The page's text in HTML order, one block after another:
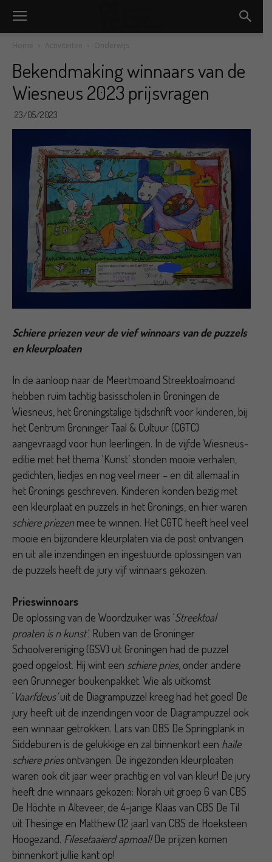
Home Activiteiten Onderwijs
Bekendmaking winnaars van de
Wiesneus 2023 prijsvragen
23/05/2023
Schiere priezen veur de vief winnoars van de puzzels
en kleurploaten
In de aanloop naar de Meertmoand Streektoalmoand
hebben ruim tachtig basisscholen in Groningen de
Wiesneus, het Groningstalige tijdschrift voor kinderen, bij
het Centrum Groninger Taal & Cultuur (CGTC)
aangevraagd voor hun leerlingen. In de vijfde Wiesneus-
editie met het thema ‘Kunst’ stonden mooie verhalen,
gedichten, liedjes en nog veel meer – en dit allemaal in
het Gronings geschreven. Kinderen konden bezig met
een kleurplaat en puzzels in het Gronings, en hier waren
schiere priezen mee te winnen. Het CGTC heeft heel veel
mooie en bijzondere kleurplaten via de post ontvangen
en uit alle inzendingen en ingestuurde oplossingen van
de puzzels heeft de jury vijf winnaars gekozen.
Prieswinnoars
De oplossing van de Woordzuiker was ‘Streektoal
proaten is n kunst’. Ruben van de Groninger
Schoolvereniging (GSV) uit Groningen had de puzzel
goed opgelost. Hij wint een schiere pries, onder andere
een Grunneger boukenpakket. Wie als uitkomst
‘Vaarfdeus’uit de Diagrampuzzel kreeg had het goed! De
jury heeft uit de inzendingen voor de Diagrampuzzel ook
een winnaar getrokken. Lars van OBS De Springplank in
Siddeburen is de gelukkige en zal binnenkort een haile
schiere priesontvangen. De ingezonden kleurploaten
waren ook dit jaar weer prachtig en vol van kleur! De jury
heeft drie winnaars gekozen: Norah uit groep 6 van CBS
De Höchte in Alteveer, de 4-jarige Klaas van CBS De Til
uit Thesinge en Matthew (12 jaar) van CBS de Hoeksteen
Hoogezand. Filesetaaierd apmoal!De prijzen komen
binnenkort jullie kant op!